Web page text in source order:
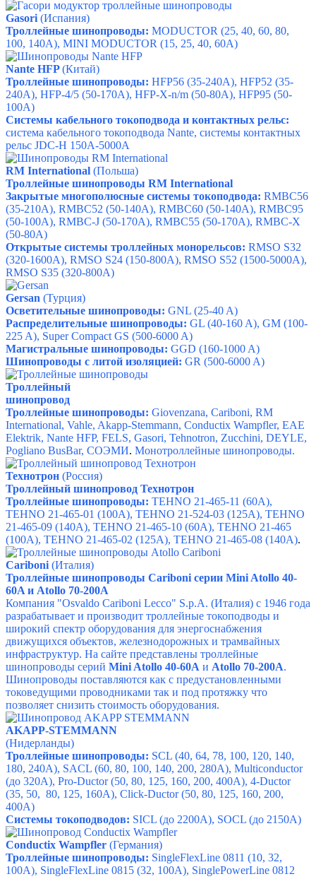
Gasori(Испания)
Троллейные шинопроводы: MODUCTOR (25, 40, 60, 80,
100, 140A), MINI MODUCTOR (15, 25, 40, 60A)
Nante HFP(Китай)
Троллейные шинопроводы: HFP56 (35-240A), HFP52 (35-
240A), HFP-4/5 (50-170A), HFP-X-n/m (50-80A), HFP95 (50-
100A)
Системы кабельного токоподвода и контактных рельс:
система кабельного токоподвода Nante, системы контактных
рельс JDC-H 150А-5000А
RM International (Польша)
Троллейные шинопроводы RM International
Закрытые многополюсные системы токоподвода: RMBC56
(35-210A), RMBC52 (50-140A), RMBC60 (50-140A), RMBC95
(50-100A), RMBC-J (50-170А), RMBC55 (50-170A), RMBC-X
(50-80A)
Открытые системы троллейных монорельсов: RMSO S32
(320-1600A), RMSO S24 (150-800A), RMSO S52 (1500-5000A),
RMSO S35 (320-800A)
Gersan (Турция)
Осветительные шинопроводы: GNL (25-40 A)
Распределительные шинопроводы: GL (40-160 A), GM (100-
225 A), Super Compact GS (500-6000 A)
Магистральные шинопроводы: GGD (160-1000 A)
Шинопроводы с литой изоляцией: GR (500-6000 A)
Троллейный
шинопровод
Троллейные шинопроводы: Giovenzana, Cariboni, RM
International, Vahle, Akapp-Stemmann, Conductix Wampfler, EAE
Elektrik, Nante HFP, FELS, Gasori, Tehnotron, Zucchini, DEYLE,
Pogliano BusBar, СОЭМИ. Монотроллейные шинопроводы.
Технотрон (Россия)
Троллейный шинопровод Технотрон
Троллейные шинопроводы: TEHNO 21-465-11 (60А),
TEHNO 21-465-01 (100А), TEHNO 21-524-03 (125А), TEHNO
21-465-09 (140А), TEHNO 21-465-10 (60А), TEHNO 21-465
(100А), TEHNO 21-465-02 (125А), TEHNO 21-465-08 (140А).
Cariboni(Италия)
Троллейные шинопроводы Cariboni серии Mini Atollo 40-
60A и Atollo 70-200A
Компания "Osvaldo Cariboni Lecco" S.p.A. (Италия) с 1946 года
разрабатывает и производит троллейные токоподводы и
широкий спектр оборудования для энергоснабжения
движущихся объектов, железнодорожных и трамвайных
инфраструктур. На сайте представлены троллейные
шинопроводы серий Mini Atollo 40-60A и Atollo 70-200A.
Шинопроводы поставляются как с предустановленными
токоведущими проводниками так и под протяжку что
позволяет снизить стоимость оборудования.
AKAPP-STEMMANN
(Нидерланды)
Троллейные шинопроводы: SCL (40, 64, 78, 100, 120, 140,
180, 240A), SACL (60, 80, 100, 140, 200, 280A), Multiconductor
(до 320А), Pro-Ductor(50, 80, 125, 160, 200, 400A), 4-Ductor
(35, 50, 80, 125, 160A), Click-Ductor(50, 80, 125, 160, 200,
400A)
Системы токоподводов: SICL (до 2200А), SOCL (до 2150А)
Conductix Wampfler (Германия)
Троллейные шинопроводы: SingleFlexLine 0811 (10, 32,
100A), SingleFlexLine 0815 (32, 100A), SinglePowerLine 0812